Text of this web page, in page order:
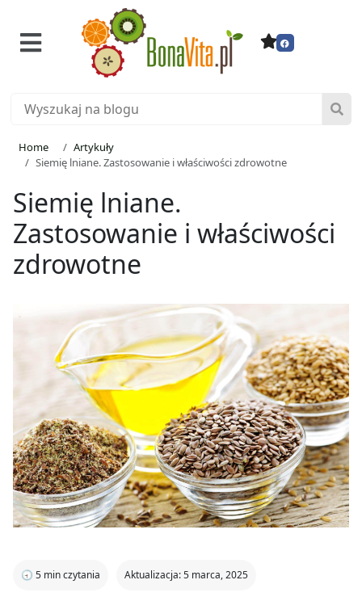
Home
Artykuły
Siemię lniane. Zastosowanie i właściwości zdrowotne
Siemię lniane.
Zastosowanie i właściwości
zdrowotne
🕣 5 min czytania Aktualizacja: 5 marca, 2025